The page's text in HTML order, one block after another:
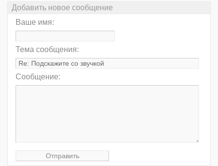
Добавить новое сообщение
Ваше имя:
Тема сообщения:
Сообщение: